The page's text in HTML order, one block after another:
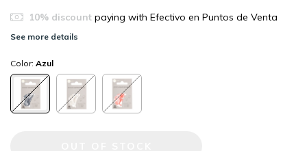
10% discountpaying with Efectivo en Puntos de Venta
See more details
Color: Azul